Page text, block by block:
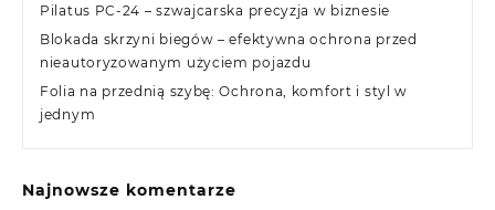
Pilatus PC-24 – szwajcarska precyzja w biznesie
Blokada skrzyni biegów – efektywna ochrona przed
nieautoryzowanym użyciem pojazdu
Folia na przednią szybę: Ochrona, komfort i styl w
jednym
Najnowsze komentarze